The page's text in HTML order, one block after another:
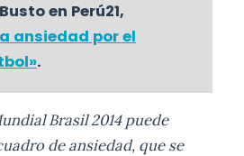
en Perú21,
ansiedad por el
.
Brasil 2014 puede
de ansiedad, que se